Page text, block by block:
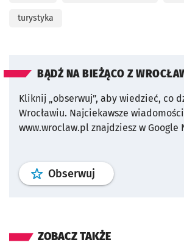
turystyka
BĄDŹ NA BIEŻĄCO Z
Kliknij „obserwuj”, aby wiedzieć, co
Wrocławiu. Najciekawsze
www.wroclaw.pl znajdziesz w Google
Obserwuj profil
ZOBACZ TAKŻE